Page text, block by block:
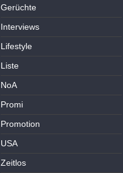
Gerüchte
Interviews
Lifestyle
Liste
NoA
Promi
Promotion
USA
Zeitlos